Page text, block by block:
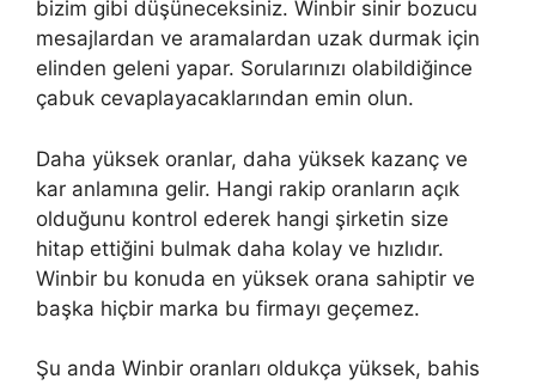
bizim gibi düşüneceksiniz. Winbir sinir bozucu
mesajlardan ve aramalardan uzak durmak için
elinden geleni yapar. Sorularınızı olabildiğince
çabuk cevaplayacaklarından emin olun.
Daha yüksek oranlar, daha yüksek kazanç ve
kar anlamına gelir. Hangi rakip oranların açık
olduğunu kontrol ederek hangi şirketin size
hitap ettiğini bulmak daha kolay ve hızlıdır.
Winbir bu konuda en yüksek orana sahiptir ve
başka hiçbir marka bu firmayı geçemez.
Şu anda Winbir oranları oldukça yüksek, bahis